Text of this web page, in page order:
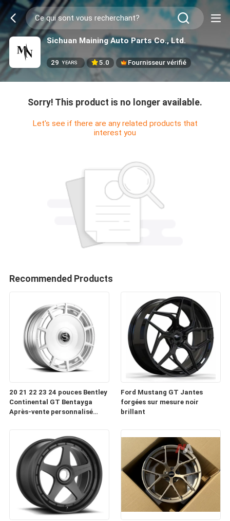
Sichuan Maining Auto Parts Co., Ltd.
29 YEARS 5.0 Fournisseur vérifié
Sorry! This product is no longer available.
Let's see if there are any related products that
interest you
Recommended Products
20 21 22 23 24 pouces Bentley
Continental GT Bentayga
Après-vente personnalisé
Ford Mustang GT Jantes
forgées sur mesure noir
brillant